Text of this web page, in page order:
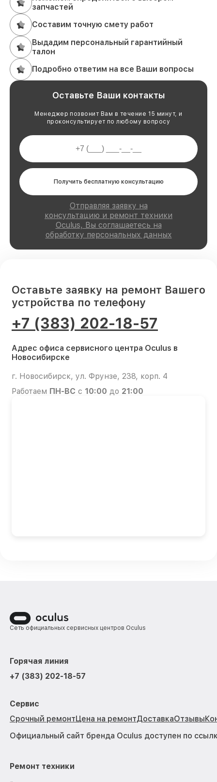
запчастей
Составим точную смету работ
Выдадим персональный гарантийный
талон
Подробно ответим на все Ваши вопросы
Оставьте Ваши контакты
Менеджер позвонит Вам в течение 15 минут, и
проконсультирует по любому вопросу
Получить бесплатную консультацию
Отправляя заявку на
консультацию и ремонт техники
Oculus, Вы соглашаетесь на
обработку персональных данных
Оставьте заявку на ремонт Вашего
устройства по телефону
+7 (383) 202-18-57
Адрес офиса сервисного центра Oculus в
Новосибирске
г. Новосибирск, ул. Фрунзе, 238, корп. 4
Работаем ПН-ВС с 10:00 до 21:00
Сеть официальных сервисных центров Oculus
Горячая линия
+7 (383) 202-18-57
Сервис
Срочный ремонтЦена на ремонтДоставкаОтзывы
Официальный сайт бренда Oculus доступен по
Ремонт техники